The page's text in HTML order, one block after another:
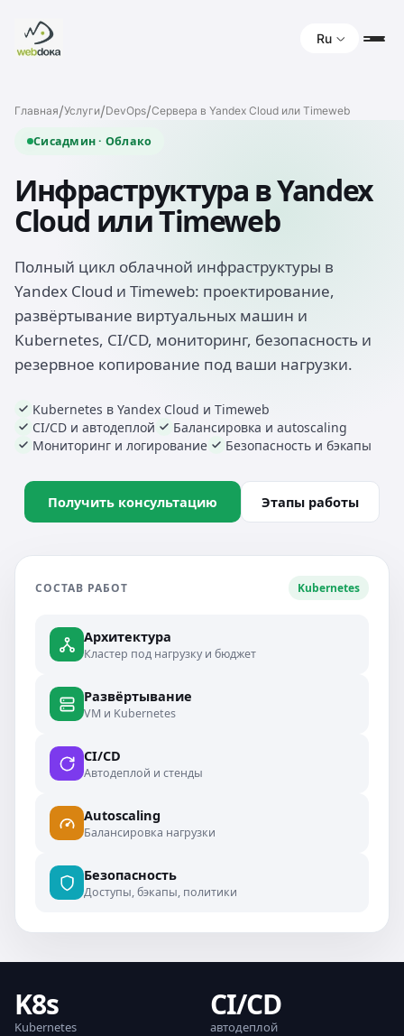
Ru
Главная/Услуги/DevOps/Сервера в Yandex Cloud или Timeweb
Сисадмин · Облако
Инфраструктура в Yandex
Cloud или Timeweb
Полный цикл облачной инфраструктуры в
Yandex Cloud и Timeweb: проектирование,
развёртывание виртуальных машин и
Kubernetes, CI/CD, мониторинг, безопасность и
резервное копирование под ваши нагрузки.
Kubernetes в Yandex Cloud и Timeweb
CI/CD и автодеплой
Балансировка и autoscaling
Мониторинг и логирование
Безопасность и бэкапы
Получить консультацию Этапы работы
СОСТАВ РАБОТ Kubernetes
Архитектура
Кластер под нагрузку и бюджет
Развёртывание
VM и Kubernetes
CI/CD
Автодеплой и стенды
Autoscaling
Балансировка нагрузки
Безопасность
Доступы, бэкапы, политики
K8s
Kubernetes
CI/CD
автодеплой